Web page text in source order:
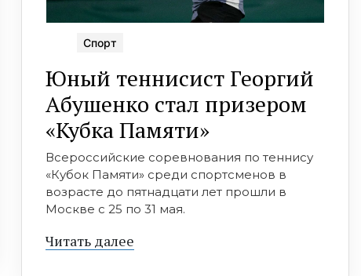
Спорт
Юный теннисист Георгий
Абушенко стал призером
«Кубка Памяти»
Всероссийские соревнования по теннису
«Кубок Памяти» среди спортсменов в
возрасте до пятнадцати лет прошли в
Москве с 25 по 31 мая.
Читать далее